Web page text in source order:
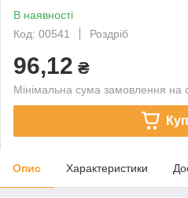
В наявності
Код: 00541
Роздріб
96,12 ₴
Мінімальна сума замовлення на
Опис Характеристики